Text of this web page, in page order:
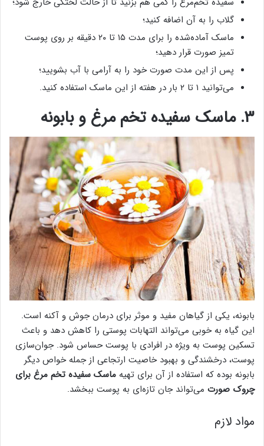
گلاب را به آن اضافه کنید؛
ماسک آماده‌شده را برای مدت ۱۵ تا ۲۰ دقیقه بر روی پوست
تمیز صورت قرار دهید؛
پس از این مدت صورت خود را به آرامی با آب بشویید؛
می‌توانید ۱ تا ۲ بار در هفته از این ماسک استفاده کنید.
۳. ماسک سفیده تخم مرغ و بابونه
بابونه، یکی از گیاهان مفید و موثر برای درمان جوش و آکنه است.
این گیاه به خوبی می‌تواند التهابات پوستی را کاهش دهد و باعث
تسکین پوست به ویژه در افرادی با پوست حساس شود. جوان‌سازی
پوست، درخشندگی و بهبود خاصیت ارتجاعی از جمله خواص دیگر
بابونه بوده که استفاده از آن برای تهیه ماسک سفیده تخم مرغ برای
چروک صورت می‌تواند جان تازه‌ای به پوست ببخشد.
مواد لازم